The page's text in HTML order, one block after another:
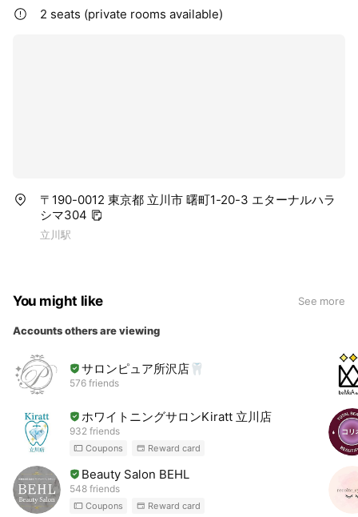
2 seats (private rooms available)
〒190-0012 東京都 立川市 曙町1-20-3 エターナルハラ
シマ304
立川駅
You might like See more
Accounts others are viewing
サロンピュア所沢店🦷
576 friends
ホワイトニングサロンKiratt 立川店
932 friends
Coupons Reward card
Beauty Salon BEHL
548 friends
Coupons Reward card